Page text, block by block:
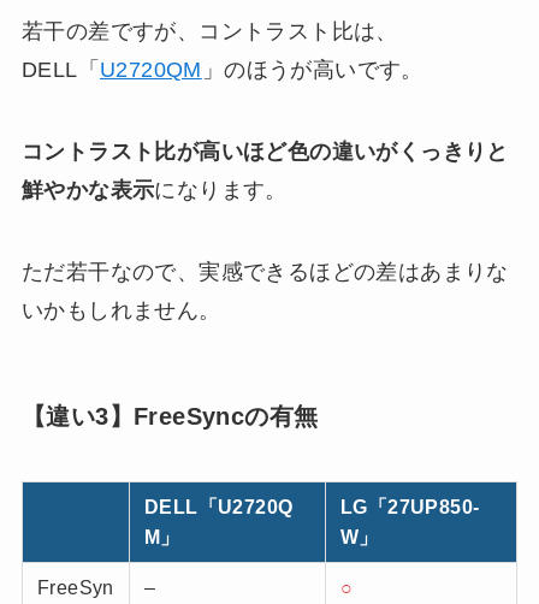
若干の差ですが、コントラスト比は、
DELL「 U2720QM 」のほうが高いです。
コントラスト比が高いほど色の違いがくっきりと
鮮やかな表示になります。
ただ若干なので、実感できるほどの差はあまりな
いかもしれません。
【違い3】FreeSyncの有無
DELL「U2720Q
M」
LG「27UP850-
W」
FreeSyn
– ○